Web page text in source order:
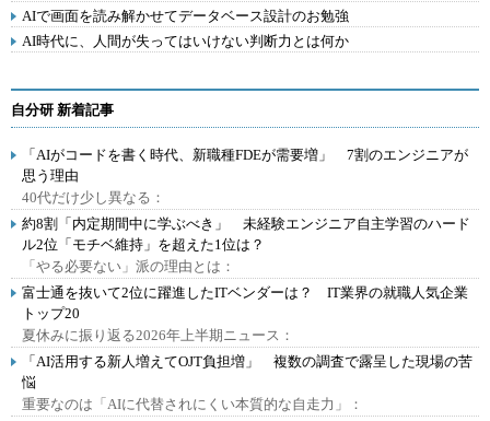
AIで画面を読み解かせてデータベース設計のお勉強
AI時代に、人間が失ってはいけない判断力とは何か
自分研 新着記事
「AIがコードを書く時代、新職種FDEが需要増」 7割のエンジニアが
思う理由
40代だけ少し異なる：
約8割「内定期間中に学ぶべき」 未経験エンジニア自主学習のハード
ル2位「モチベ維持」を超えた1位は？
「やる必要ない」派の理由とは：
富士通を抜いて2位に躍進したITベンダーは？ IT業界の就職人気企業
トップ20
夏休みに振り返る2026年上半期ニュース：
「AI活用する新人増えてOJT負担増」 複数の調査で露呈した現場の苦
悩
重要なのは「AIに代替されにくい本質的な自走力」：